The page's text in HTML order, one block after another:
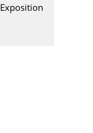
Exposition